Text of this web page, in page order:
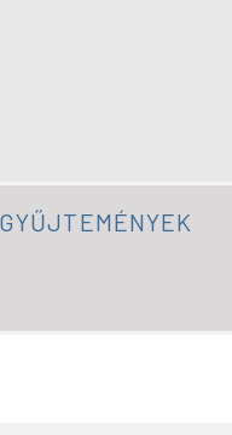
GYŰJTEMÉNYEK